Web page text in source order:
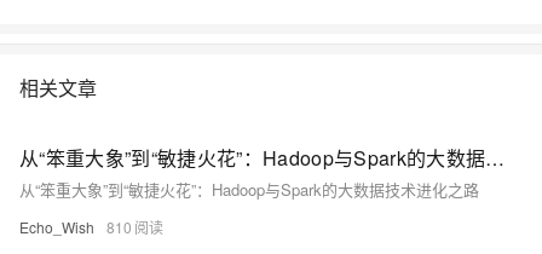
相关文章
从“笨重大象”到“敏捷火花”：Hadoop与Spark的大数据技术进化之路
从“笨重大象”到“敏捷火花”：Hadoop与Spark的大数据技术进化之路
Echo_Wish 810